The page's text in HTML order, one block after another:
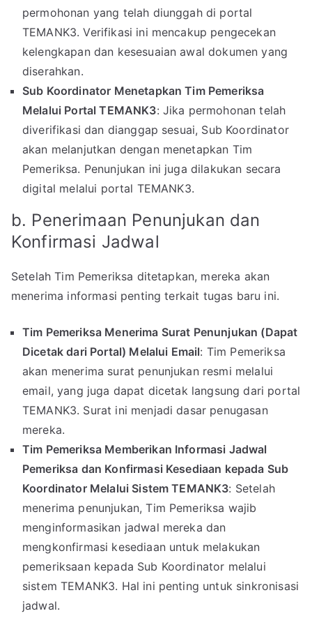
permohonan yang telah diunggah di portal
TEMANK3. Verifikasi ini mencakup pengecekan
kelengkapan dan kesesuaian awal dokumen yang
diserahkan.
Sub Koordinator Menetapkan Tim Pemeriksa
Melalui Portal TEMANK3: Jika permohonan telah
diverifikasi dan dianggap sesuai, Sub Koordinator
akan melanjutkan dengan menetapkan Tim
Pemeriksa. Penunjukan ini juga dilakukan secara
digital melalui portal TEMANK3.
b. Penerimaan Penunjukan dan
Konfirmasi Jadwal
Setelah Tim Pemeriksa ditetapkan, mereka akan
menerima informasi penting terkait tugas baru ini.
Tim Pemeriksa Menerima Surat Penunjukan (Dapat
Dicetak dari Portal) Melalui Email: Tim Pemeriksa
akan menerima surat penunjukan resmi melalui
email, yang juga dapat dicetak langsung dari portal
TEMANK3. Surat ini menjadi dasar penugasan
mereka.
Tim Pemeriksa Memberikan Informasi Jadwal
Pemeriksa dan Konfirmasi Kesediaan kepada Sub
Koordinator Melalui Sistem TEMANK3: Setelah
menerima penunjukan, Tim Pemeriksa wajib
menginformasikan jadwal mereka dan
mengkonfirmasi kesediaan untuk melakukan
pemeriksaan kepada Sub Koordinator melalui
sistem TEMANK3. Hal ini penting untuk sinkronisasi
jadwal.